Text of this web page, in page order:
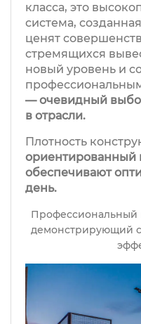
Профессиональный
демонстрирующий
Плотность
ориентированный
обеспечивают
день.
класса, это
система,
ценят
стремящихся
новый уровень и
— очевидный
в отрасли.